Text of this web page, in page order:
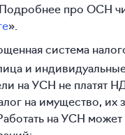
про ОСН
».
система
и
на УСН не платят
на имущество, их
на УСН